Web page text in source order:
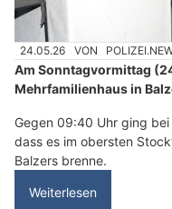
24.05.26 VON
Am Sonntagvormittag
Mehrfamilienhaus in
Gegen 09:40 Uhr ging
dass es im obersten
Balzers brenne.
Weiterlesen